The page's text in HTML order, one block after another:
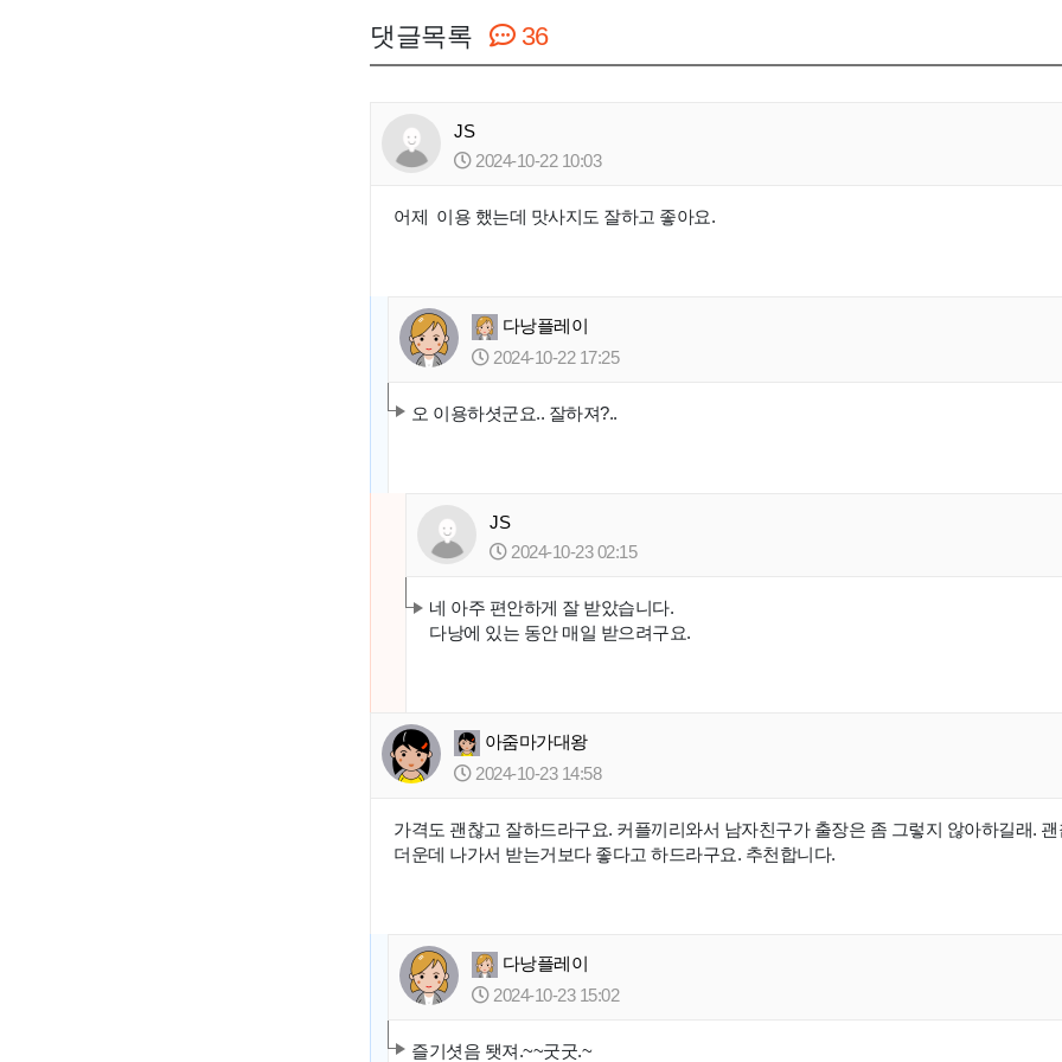
댓글목록 36
JS
2024-10-22 10:03
어제 이용 했는데 맛사지도 잘하고 좋아요.
다낭플레이
2024-10-22 17:25
오 이용하셧군요.. 잘하져?..
JS
2024-10-23 02:15
네 아주 편안하게 잘 받았습니다.
다낭에 있는 동안 매일 받으려구요.
아줌마가대왕
2024-10-23 14:58
가격도 괜찮고 잘하드라구요. 커플끼리와서 남자친구가 출장은 좀 그렇지 않아하길래.
더운데 나가서 받는거보다 좋다고 하드라구요. 추천합니다.
다낭플레이
2024-10-23 15:02
즐기셧음 됏져.~~굿굿.~